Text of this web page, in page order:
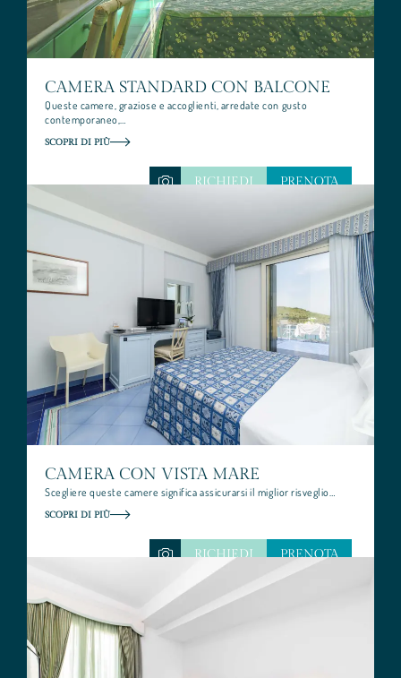
CAMERA STANDARD CON BALCONE
Queste camere, graziose e accoglienti, arredate con gusto
contemporaneo,…
SCOPRI DI PIÙ
RICHIEDI PRENOTA
CAMERA CON VISTA MARE
Scegliere queste camere significa assicurarsi il miglior risveglio…
SCOPRI DI PIÙ
RICHIEDI PRENOTA